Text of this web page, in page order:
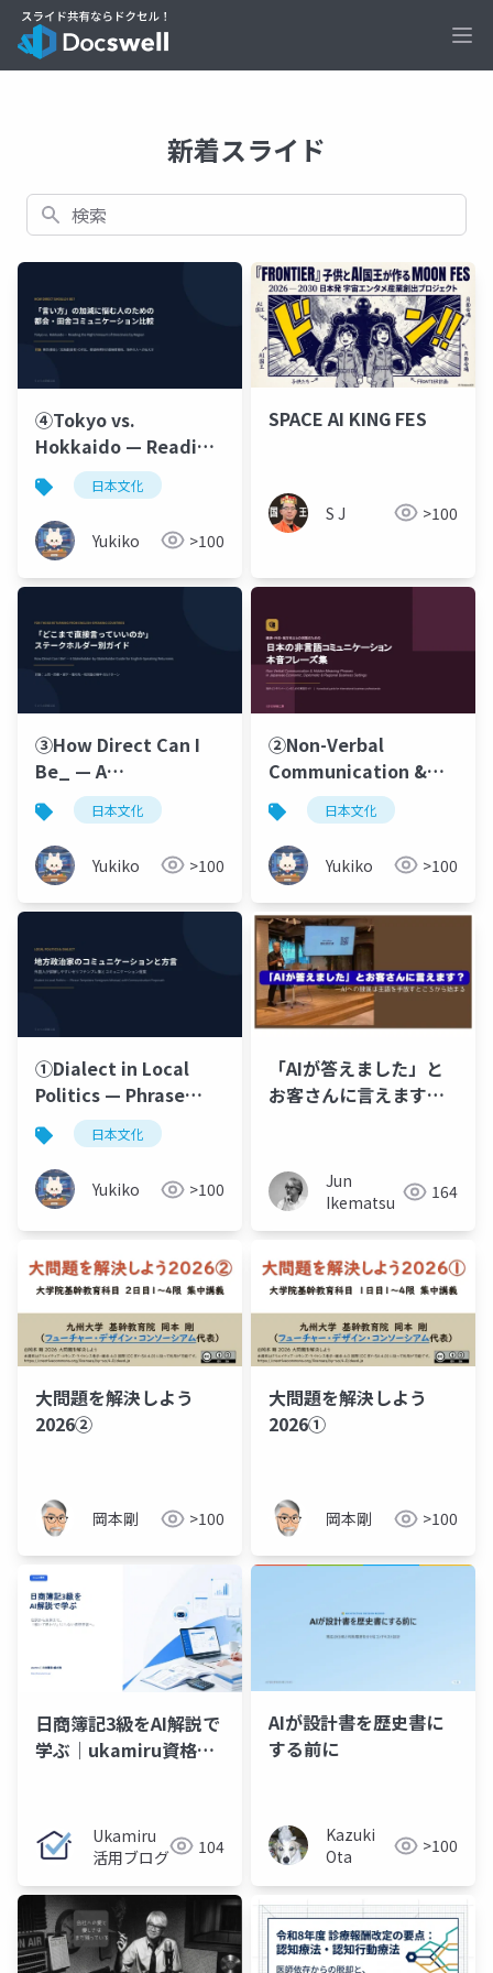
新着スライド
検索
④Tokyo vs.
Hokkaido — Reading
the Right Amount of
Directness by Region
日本文化
Yukiko >100
SPACE AI KING FES
S J >100
③How Direct Can I
Be_ — A
Stakeholder-by-
Stakeholder Guide
for English-Speaking
Returnees
日本文化
Yukiko >100
②Non-Verbal
Communication &
Hidden-Meaning
Phrases in Japanese
Economic,
Diplomatic &
Regional Business
Settings
日本文化
Yukiko >100
①Dialect in Local
Politics — Phrase
Templates
Foreigners Misread,
with Communication
Proposals
日本文化
Yukiko >100
「AIが答えました」と
お客さんに言えます
始まる
Jun
Ikematsu
164
大問題を解決しよう
2026②
岡本剛 >100
大問題を解決しよう
2026①
岡本剛 >100
日商簿記3級をAI解説で
学ぶ｜ukamiru資格試
Ukamiru
活用ブログ
104
AIが設計書を歴史書に
する前に
Kazuki
Ota
>100